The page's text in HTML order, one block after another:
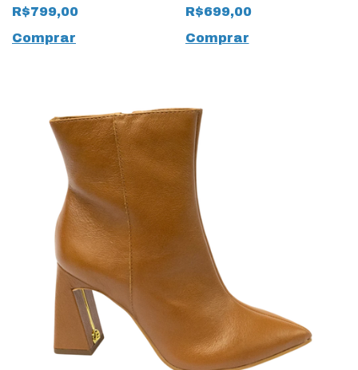
15386 Caramelo
R$799,00
Comprar
Natural 15382 Preto
R$699,00
Comprar